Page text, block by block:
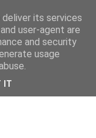
its services
user-agent are
and security
usage
IT